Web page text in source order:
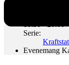
Serie:
Evenemang